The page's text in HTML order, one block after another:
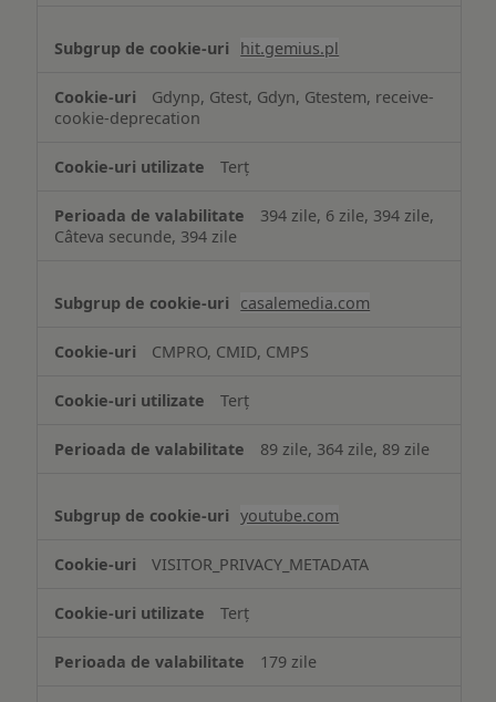
hit.gemius.pl
Gdynp, Gtest, Gdyn, Gtestem, receive-
cookie-deprecation
Terț
394 zile, 6 zile, 394 zile,
Câteva secunde, 394 zile
casalemedia.com
CMPRO, CMID, CMPS
Terț
89 zile, 364 zile, 89 zile
youtube.com
VISITOR_PRIVACY_METADATA
Terț
179 zile